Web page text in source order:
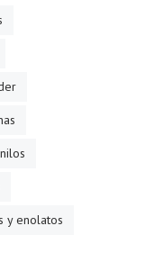
y enolatos